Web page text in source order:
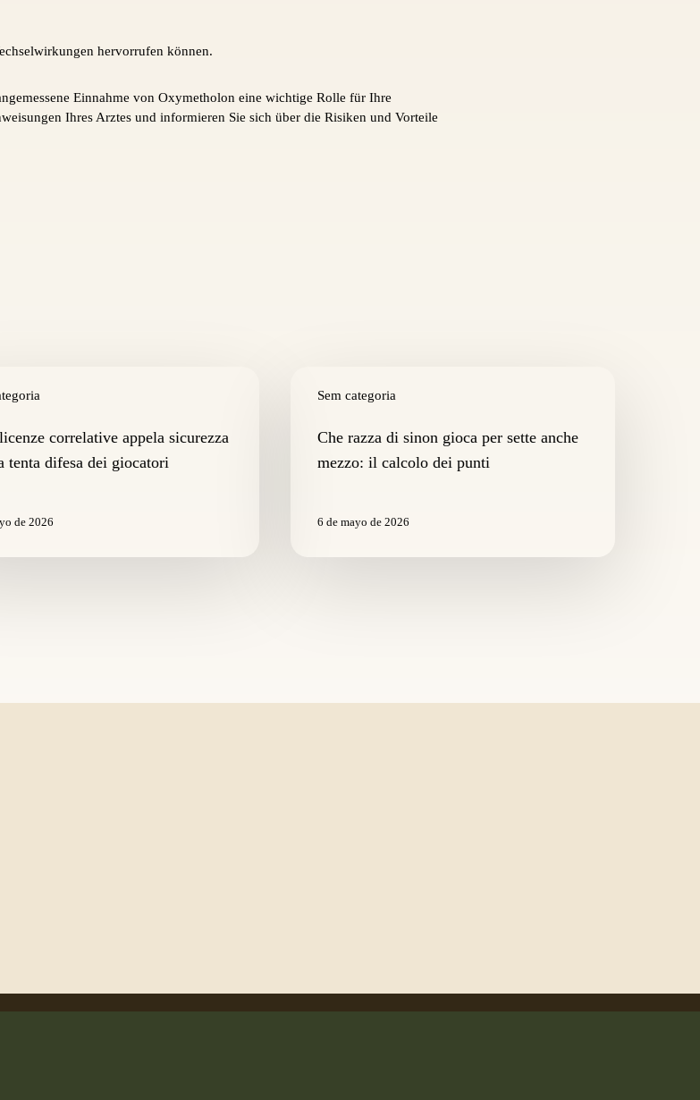
hervorrufen können.
Einnahme von Oxymetholon eine wichtige Rolle für Ihre
Ihres Arztes und informieren Sie sich über die Risiken und Vorteile
correlative appela sicurezza
tenta difesa dei giocatori
de 2026
Sem categoria
razza
sinonChe razza di sinon gioca per sette anche
mezzo: il calcolo dei punti
6 de mayo de 2026